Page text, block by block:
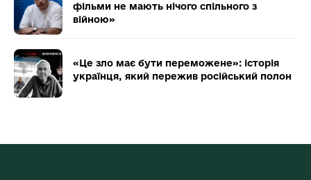
фільми не мають нічого спільного з
війною»
«Це зло має бути переможене»: історія
українця, який пережив російський полон